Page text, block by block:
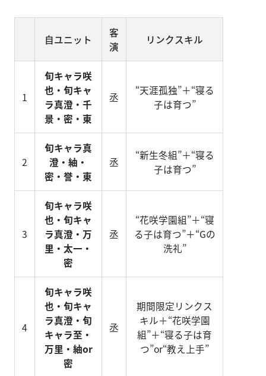
自ユニット
客
演
リンクスキル
1
旬キャラ咲
也・旬キャ
ラ真澄・千
景・密・東
丞
“天涯孤独”＋“寝る
子は育つ”
2
旬キャラ真
澄・紬・
密・誉・東
丞
“新生冬組”＋“寝る
子は育つ”
3
旬キャラ咲
也・旬キャ
ラ真澄・万
里・太一・
密
丞
“花咲学園組”＋“寝
る子は育つ”＋“Gの
洗礼”
4
旬キャラ咲
也・旬キャ
ラ真澄・旬
キャラ至・
万里・紬or
密
丞
期間限定リンクス
キル＋“花咲学園
組”＋“寝る子は育
つ”or“教え上手”